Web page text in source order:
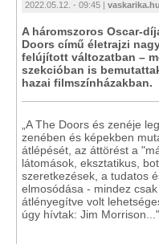
2022.05.12. - 09:45 | vaskarika.hu
A háromszoros Oscar-
Doors című életrajzi
felújított változatban –
szekcióban is
hazai filmszínházakban.
„A The Doors és zenéje
zenében és képekben
átlépését, az áttörést a
látomások, eksztatikus,
szeretkezések, a tudatos
elmosódása - mindez
átlényegítve volt
úgy hívtak: Jim